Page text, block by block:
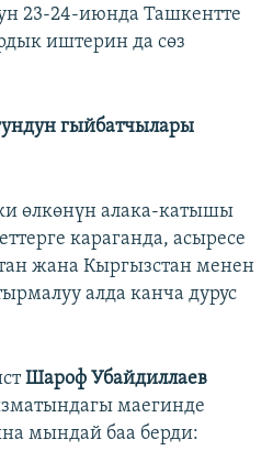
23-24-июнда Ташкентте
иштерин да сөз
гыйбатчылары
өлкөнүн алака-катышы
караганда, асыресе
жана Кыргызстан менен
алда канча дурус
Шароф Убайдиллаев
маегинде
мындай баа берди: